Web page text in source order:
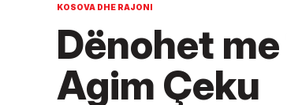
KOSOVA DHE RAJONI
Dënohet
Agim Çeku